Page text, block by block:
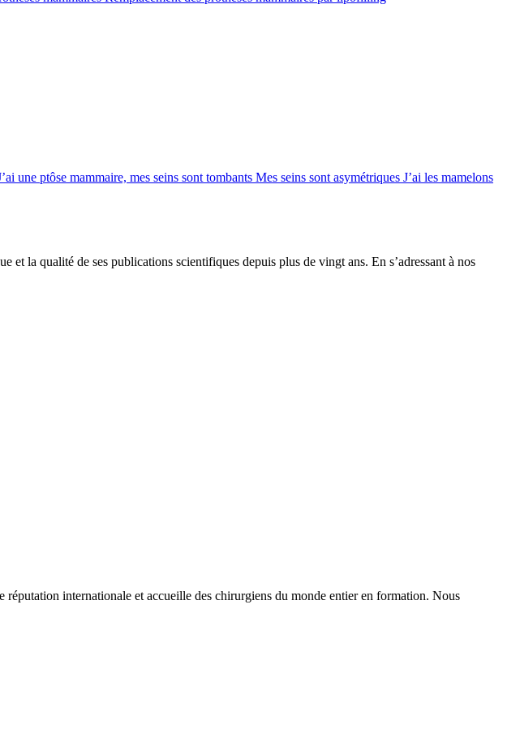
une ptôse mammaire, mes seins sont tombants Mes seins sont asymétriques J’ai les mamelons
et la qualité de ses publications scientifiques depuis plus de vingt ans. En s’adressant à nos
réputation internationale et accueille des chirurgiens du monde entier en formation. Nous